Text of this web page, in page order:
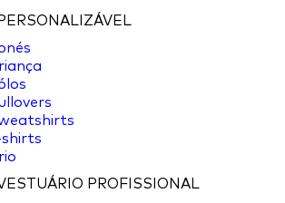
PERSONALIZÁVEL
shirts
PROFISSIONAL